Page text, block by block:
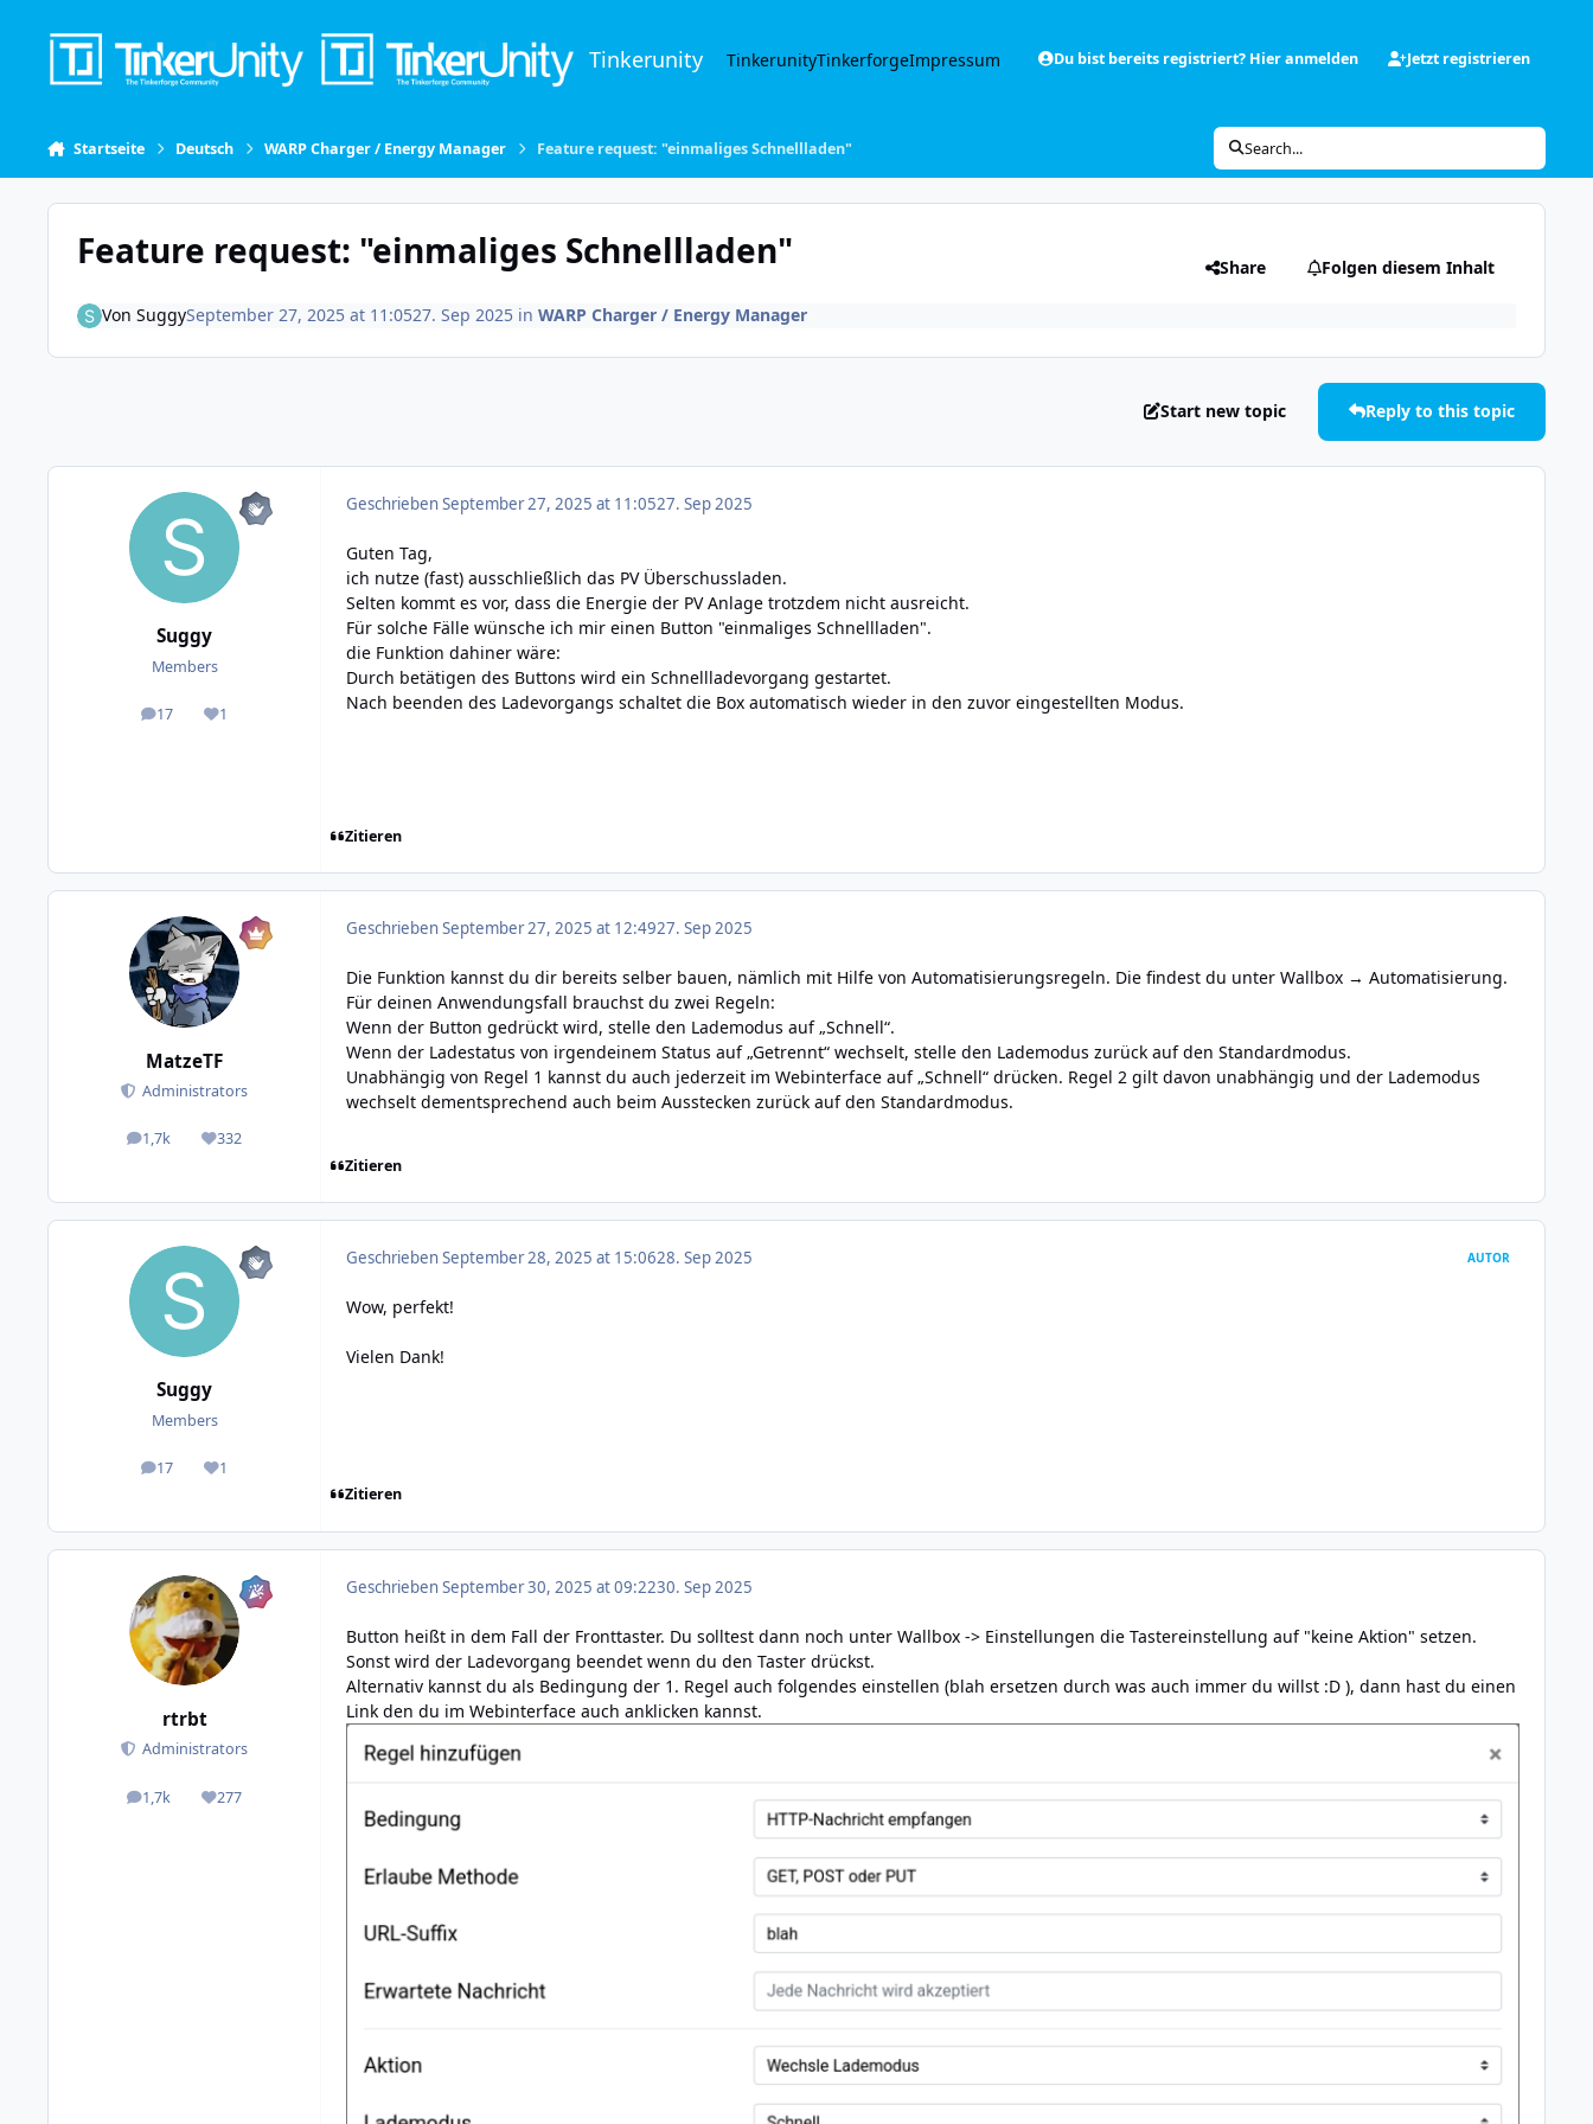
Tinkerunity TinkerunityTinkerforgeImpressum Du bist bereits registriert? Hier anmelden Jetzt registrieren
Startseite Deutsch WARP Charger / Energy Manager Feature request: "einmaliges Schnellladen" Search...
Feature request: "einmaliges Schnellladen" Share Folgen diesem Inhalt
Von SuggySeptember 27, 2025 at 11:0527. Sep 2025in WARP Charger / Energy Manager
Start new topic Reply to this topic
Suggy
Members
17
posts 1
Reputation
GeschriebenSeptember 27, 2025 at 11:0527. Sep 2025
Guten Tag,
ich nutze (fast) ausschließlich das PV Überschussladen.
Selten kommt es vor, dass die Energie der PV Anlage trotzdem nicht ausreicht.
Für solche Fälle wünsche ich mir einen Button "einmaliges Schnellladen".
die Funktion dahiner wäre:
Durch betätigen des Buttons wird ein Schnellladevorgang gestartet.
Nach beenden des Ladevorgangs schaltet die Box automatisch wieder in den zuvor eingestellten Modus.
Zitieren
MatzeTF
Administrators
1,7k
posts 332
Reputation
GeschriebenSeptember 27, 2025 at 12:4927. Sep 2025
Die Funktion kannst du dir bereits selber bauen, nämlich mit Hilfe von Automatisierungsregeln. Die findest du unter Wallbox → Automatisierung.
Für deinen Anwendungsfall brauchst du zwei Regeln:
Wenn der Button gedrückt wird, stelle den Lademodus auf „Schnell“.
Wenn der Ladestatus von irgendeinem Status auf „Getrennt“ wechselt, stelle den Lademodus zurück auf den Standardmodus.
Unabhängig von Regel 1 kannst du auch jederzeit im Webinterface auf „Schnell“ drücken. Regel 2 gilt davon unabhängig und der Lademodus
wechselt dementsprechend auch beim Ausstecken zurück auf den Standardmodus.
Zitieren
Suggy
Members
17
posts 1
Reputation
GeschriebenSeptember 28, 2025 at 15:0628. Sep 2025 AUTOR
Wow, perfekt!
Vielen Dank!
Zitieren
rtrbt
Administrators
1,7k
posts 277
Reputation
GeschriebenSeptember 30, 2025 at 09:2230. Sep 2025
Button heißt in dem Fall der Fronttaster. Du solltest dann noch unter Wallbox -> Einstellungen die Taster­ein­stellung auf "keine Aktion" setzen.
Sonst wird der Ladevorgang beendet wenn du den Taster drückst.
Alternativ kannst du als Bedingung der 1. Regel auch folgendes einstellen (blah ersetzen durch was auch immer du willst :D ), dann hast du einen
Link den du im Webinterface auch anklicken kannst.